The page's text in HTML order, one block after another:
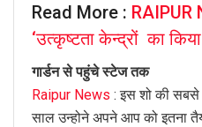
Read More : RAIPUR
‘उत्कृष्टता केन्द्रों का
गार्डन से पहुंचे स्टेज तक
Raipur News : इस शो की सबसे
साल उन्होने अपने आप को इतना